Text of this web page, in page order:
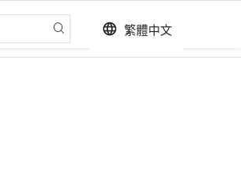
language 繁體中文